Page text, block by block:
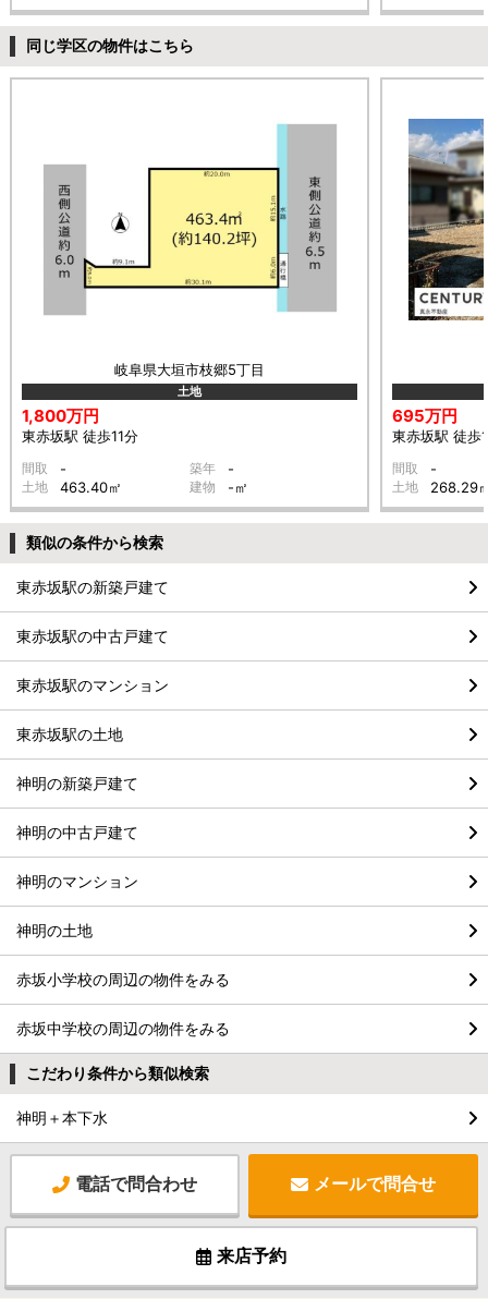
同じ学区の物件はこちら
岐阜県大垣市枝郷5丁目
土地
1,800万円
東赤坂駅 徒歩11分
間取 - 築年 -
土地 463.40㎡ 建物 -㎡
695万円
東赤坂駅 徒歩
間取 -
土地 268.29
類似の条件から検索
東赤坂駅の新築戸建て
東赤坂駅の中古戸建て
東赤坂駅のマンション
東赤坂駅の土地
神明の新築戸建て
神明の中古戸建て
神明のマンション
神明の土地
赤坂小学校の周辺の物件をみる
赤坂中学校の周辺の物件をみる
こだわり条件から類似検索
神明＋本下水
電話で問合わせ メールで問合せ
来店予約